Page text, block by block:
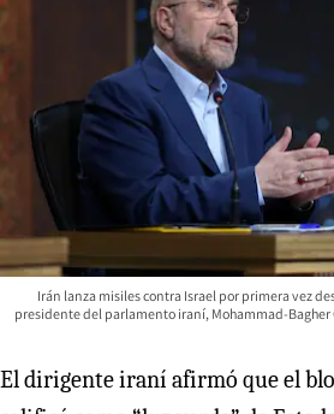
Irán lanza misiles contra Israel por primera vez
presidente del parlamento iraní, Mohammad-Bagher
El dirigente iraní afirmó que el